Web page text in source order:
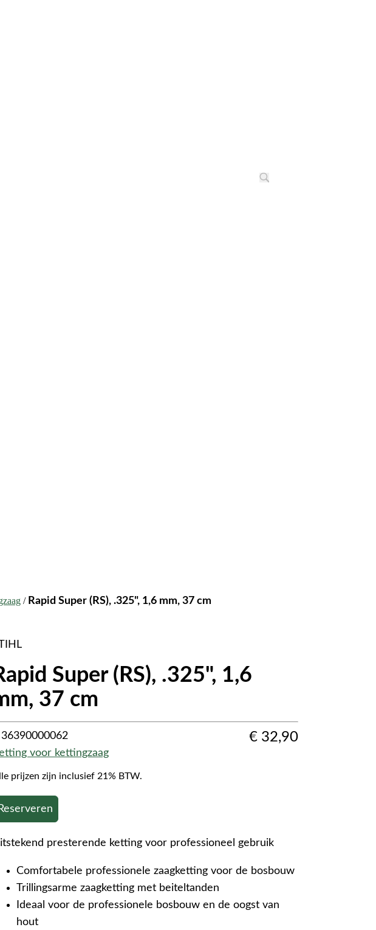
/ Rapid Super (RS), .325", 1,6 mm, 37 cm
Super (RS), .325", 1,6
37 cm
voor kettingzaag
€ 32,90
prijzen zijn inclusief 21% BTW.
Reserveren
presterende ketting voor professioneel gebruik
Comfortabele professionele zaagketting voor de bosbouw
Trillingsarme zaagketting met beiteltanden
Ideaal voor de professionele bosbouw en de oogst van
hout